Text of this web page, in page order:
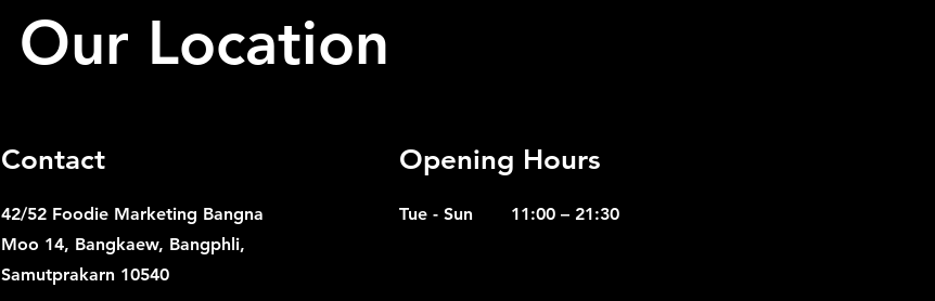
Our Location
Contact
42/52 Foodie Marketing Bangna
Moo 14, Bangkaew, Bangphli,
Samutprakarn 10540
Opening Hours
Tue - Sun 11:00 – 21:30